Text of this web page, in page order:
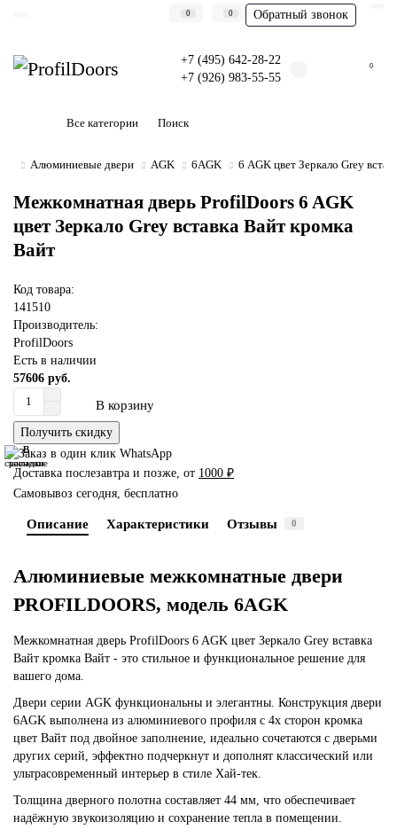
0 0 Обратный звонок
+7 (495) 642-28-22
+7 (926) 983-55-55
0
Все категории
Алюминиевые двери AGK 6AGK 6 AGK цвет Зеркало Grey
Межкомнатная дверь ProfilDoors 6 AGK
цвет Зеркало Grey вставка Вайт кромка
Вайт
Код товара:
141510
Производитель:
ProfilDoors
Есть в наличии
57606 руб.
В корзину
Получить скидку
В
закладки
В
сравнение
Доставка послезавтра и позже, от 1000 ₽
Самовывоз сегодня, бесплатно
Описание Характеристики Отзывы 0
Алюминиевые межкомнатные двери
PROFILDOORS, модель 6AGK
Межкомнатная дверь ProfilDoors 6 AGK цвет Зеркало Grey вставка
Вайт кромка Вайт - это стильное и функциональное решение для
вашего дома.
Двери серии AGK функциональны и элегантны. Конструкция двери
6AGK выполнена из алюминиевого профиля с 4х сторон кромка
цвет Вайт под двойное заполнение, идеально сочетаются с дверьми
других серий, эффектно подчеркнут и дополнят классический или
ультрасовременный интерьер в стиле Хай-тек.
Толщина дверного полотна составляет 44 мм, что обеспечивает
надёжную звукоизоляцию и сохранение тепла в помещении.